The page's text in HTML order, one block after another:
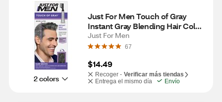
2 colors
Just For Men Touch of Gray
Instant Gray Blending Hair Color,
Dark Brown
Just For Men
67
$14.49
Recoger - Verificar más tiendas
Entrega el mismo día
Envío